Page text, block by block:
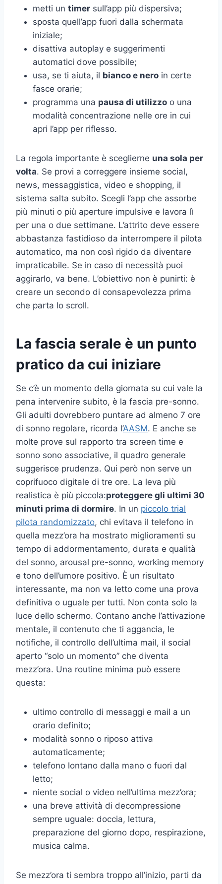
metti un timer sull’app più dispersiva;
sposta quell’app fuori dalla schermata
iniziale;
disattiva autoplay e suggerimenti
automatici dove possibile;
usa, se ti aiuta, il bianco e nero in certe
fasce orarie;
programma una pausa di utilizzo o una
modalità concentrazione nelle ore in cui
apri l’app per riflesso.
La regola importante è sceglierne una sola per
volta. Se provi a correggere insieme social,
news, messaggistica, video e shopping, il
sistema salta subito. Scegli l’app che assorbe
più minuti o più aperture impulsive e lavora lì
per una o due settimane. L’attrito deve essere
abbastanza fastidioso da interrompere il pilota
automatico, ma non così rigido da diventare
impraticabile. Se in caso di necessità puoi
aggirarlo, va bene. L’obiettivo non è punirti: è
creare un secondo di consapevolezza prima
che parta lo scroll.
La fascia serale è un punto
pratico da cui iniziare
Se c’è un momento della giornata su cui vale la
pena intervenire subito, è la fascia pre-sonno.
Gli adulti dovrebbero puntare ad almeno 7 ore
di sonno regolare, ricorda l’AASM. E anche se
molte prove sul rapporto tra screen time e
sonno sono associative, il quadro generale
suggerisce prudenza. Qui però non serve un
coprifuoco digitale di tre ore. La leva più
realistica è più piccola:proteggere gli ultimi 30
minuti prima di dormire. In un piccolo trial
pilota randomizzato, chi evitava il telefono in
quella mezz’ora ha mostrato miglioramenti su
tempo di addormentamento, durata e qualità
del sonno, arousal pre-sonno, working memory
e tono dell’umore positivo. È un risultato
interessante, ma non va letto come una prova
definitiva o uguale per tutti. Non conta solo la
luce dello schermo. Contano anche l’attivazione
mentale, il contenuto che ti aggancia, le
notifiche, il controllo dell’ultima mail, il social
aperto “solo un momento” che diventa
mezz’ora. Una routine minima può essere
questa:
ultimo controllo di messaggi e mail a un
orario definito;
modalità sonno o riposo attiva
automaticamente;
telefono lontano dalla mano o fuori dal
letto;
niente social o video nell’ultima mezz’ora;
una breve attività di decompressione
sempre uguale: doccia, lettura,
preparazione del giorno dopo, respirazione,
musica calma.
Se mezz’ora ti sembra troppo all’inizio, parti da